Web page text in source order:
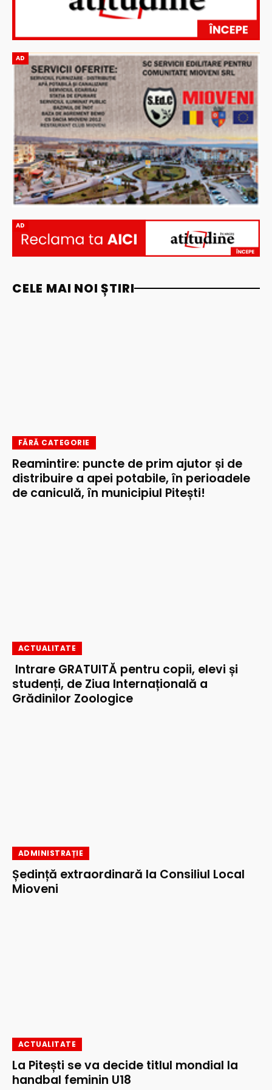
AD
AD
CELE MAI NOI ȘTIRI
FĂRĂ CATEGORIE
Reamintire: puncte de prim ajutor și de
distribuire a apei potabile, în perioadele
de caniculă, în municipiul Pitești!
ACTUALITATE
Intrare GRATUITĂ pentru copii, elevi și
studenți, de Ziua Internațională a
Grădinilor Zoologice
ADMINISTRAȚIE
Ședință extraordinară la Consiliul Local
Mioveni
ACTUALITATE
La Pitești se va decide titlul mondial la
handbal feminin U18